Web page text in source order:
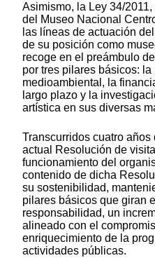
Asimismo, la Ley 34/
del Museo Nacional
las líneas de actuación
de su posición como
recoge en el preámbulo
por tres pilares básicos:
medioambiental, la
largo plazo y la
artística en sus diversas
Transcurridos cuatro
actual Resolución de
funcionamiento del
contenido de dicha
su sostenibilidad,
pilares básicos que giran
responsabilidad, un
alineado con el
enriquecimiento de la
actividades públicas.